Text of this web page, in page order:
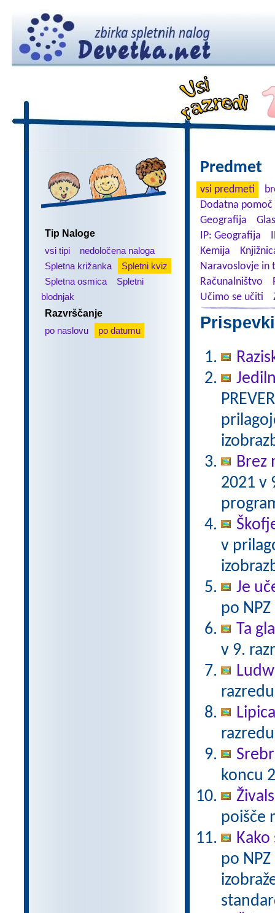
Tip Naloge
vsi tipi
nedoločena naloga
Spletna križanka
Spletni kviz
Spletna osmica
Spletni
blodnjak
Razvrščanje
po naslovu
po datumu
Predmet
vsi predmeti
Dodatna
Geografija
IP: Geografija
Kemija
Naravoslovje in
Računalništvo
Učimo se učiti
Brez
2021 v
v
Je
po
Ta
v 9.
koncu
poišče
Kako
po